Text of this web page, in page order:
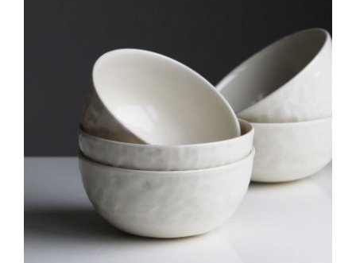
IN DEN WARENKORB
DETAILS